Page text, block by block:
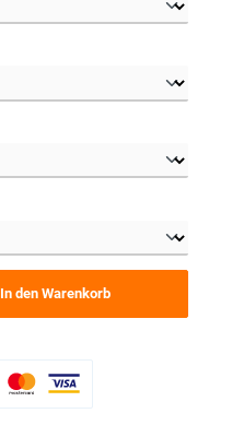
In den Warenkorb